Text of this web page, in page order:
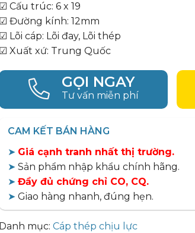
☑ Cấu trúc: 6 x 19
☑ Đường kính: 12mm
☑ Lõi cáp: Lõi đay, Lõi thép
☑ Xuất xứ: Trung Quốc
GỌI NGAY
Tư vấn miễn phí
CAM KẾT BÁN HÀNG
➤ Giá cạnh tranh nhất thị trường.
➤ Sản phẩm nhập khẩu chính hãng.
➤ Đầy đủ chứng chỉ CO, CQ.
➤ Giao hàng nhanh, đúng hẹn.
Danh mục: Cáp thép chịu lực